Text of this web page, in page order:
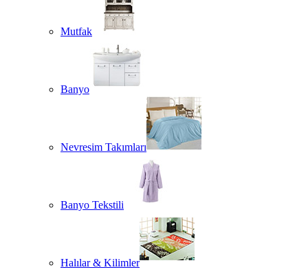
Mutfak
Banyo
Nevresim Takımları
Banyo Tekstili
Halılar & Kilimler